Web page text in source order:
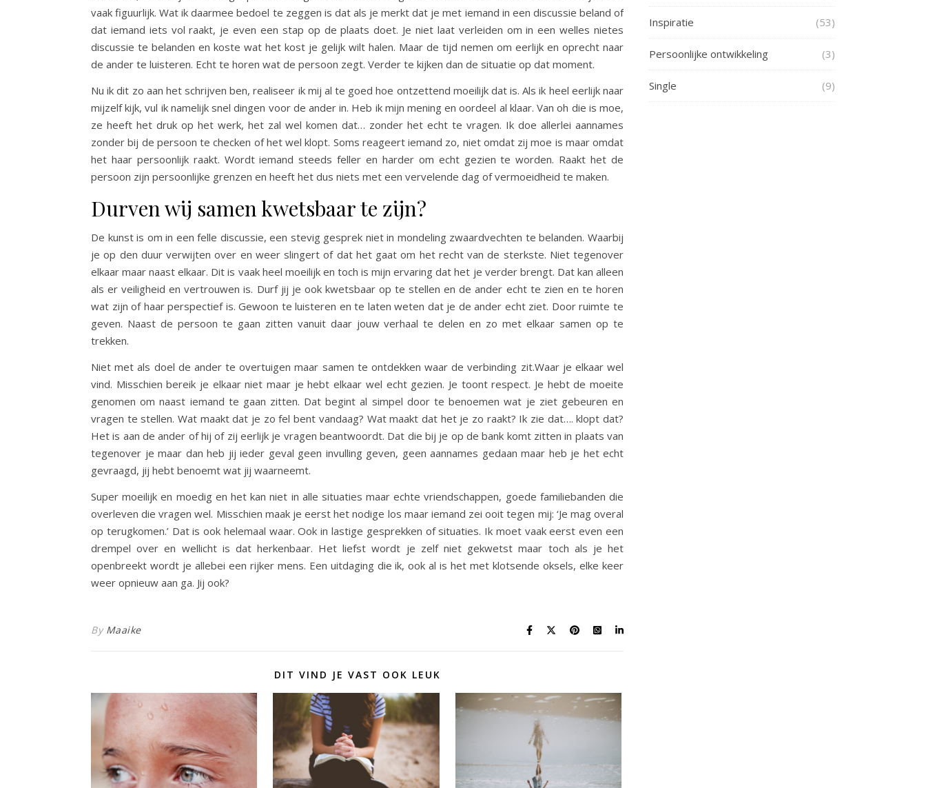
vaak figuurlijk. Wat ik daarmee bedoel te zeggen is dat als je merkt dat je met iemand in een discussie beland of
dat iemand iets vol raakt, je even een stap op de plaats doet. Je niet laat verleiden om in een welles nietes
discussie te belanden en koste wat het kost je gelijk wilt halen. Maar de tijd nemen om eerlijk en oprecht naar
de ander te luisteren. Echt te horen wat de persoon zegt. Verder te kijken dan de situatie op dat moment.
Nu ik dit zo aan het schrijven ben, realiseer ik mij al te goed hoe ontzettend moeilijk dat is. Als ik heel eerlijk naar
mijzelf kijk, vul ik namelijk snel dingen voor de ander in. Heb ik mijn mening en oordeel al klaar. Van oh die is moe,
ze heeft het druk op het werk, het zal wel komen dat… zonder het echt te vragen. Ik doe allerlei aannames
zonder bij de persoon te checken of het wel klopt. Soms reageert iemand zo, niet omdat zij moe is maar omdat
het haar persoonlijk raakt. Wordt iemand steeds feller en harder om echt gezien te worden. Raakt het de
persoon zijn persoonlijke grenzen en heeft het dus niets met een vervelende dag of vermoeidheid te maken.
Durven wij samen kwetsbaar te zijn?
De kunst is om in een felle discussie, een stevig gesprek niet in mondeling zwaardvechten te belanden. Waarbij
je op den duur verwijten over en weer slingert of dat het gaat om het recht van de sterkste. Niet tegenover
elkaar maar naast elkaar. Dit is vaak heel moeilijk en toch is mijn ervaring dat het je verder brengt. Dat kan alleen
als er veiligheid en vertrouwen is. Durf jij je ook kwetsbaar op te stellen en de ander echt te zien en te horen
wat zijn of haar perspectief is. Gewoon te luisteren en te laten weten dat je de ander echt ziet. Door ruimte te
geven. Naast de persoon te gaan zitten vanuit daar jouw verhaal te delen en zo met elkaar samen op te
trekken.
Niet met als doel de ander te overtuigen maar samen te ontdekken waar de verbinding zit.Waar je elkaar wel
vind. Misschien bereik je elkaar niet maar je hebt elkaar wel echt gezien. Je toont respect. Je hebt de moeite
genomen om naast iemand te gaan zitten. Dat begint al simpel door te benoemen wat je ziet gebeuren en
vragen te stellen. Wat maakt dat je zo fel bent vandaag? Wat maakt dat het je zo raakt? Ik zie dat…. klopt dat?
Het is aan de ander of hij of zij eerlijk je vragen beantwoordt. Dat die bij je op de bank komt zitten in plaats van
tegenover je maar dan heb jij ieder geval geen invulling geven, geen aannames gedaan maar heb je het echt
gevraagd, jij hebt benoemt wat jij waarneemt.
Super moeilijk en moedig en het kan niet in alle situaties maar echte vriendschappen, goede familiebanden die
overleven die vragen wel. Misschien maak je eerst het nodige los maar iemand zei ooit tegen mij: ‘Je mag overal
op terugkomen.’ Dat is ook helemaal waar. Ook in lastige gesprekken of situaties. Ik moet vaak eerst even een
drempel over en wellicht is dat herkenbaar. Het liefst wordt je zelf niet gekwetst maar toch als je het
openbreekt wordt je allebei een rijker mens. Een uitdaging die ik, ook al is het met klotsende oksels, elke keer
weer opnieuw aan ga. Jij ook?
By Maaike
DIT VIND JE VAST OOK LEUK
Inspiratie (53)
Persoonlijke ontwikkeling (3)
Single (9)